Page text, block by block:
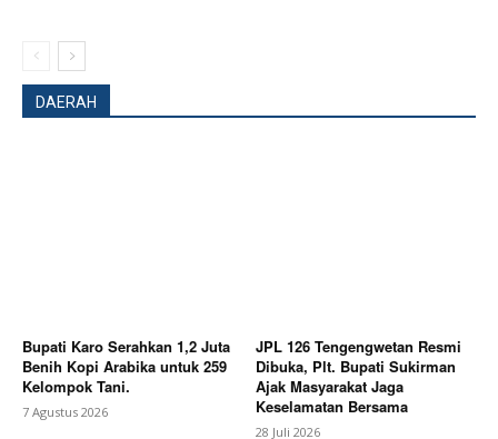
DAERAH
Bupati Karo Serahkan 1,2 Juta
Benih Kopi Arabika untuk 259
Kelompok Tani.
7 Agustus 2026
JPL 126 Tengengwetan Resmi
Dibuka, Plt. Bupati Sukirman
Ajak Masyarakat Jaga
Keselamatan Bersama
28 Juli 2026